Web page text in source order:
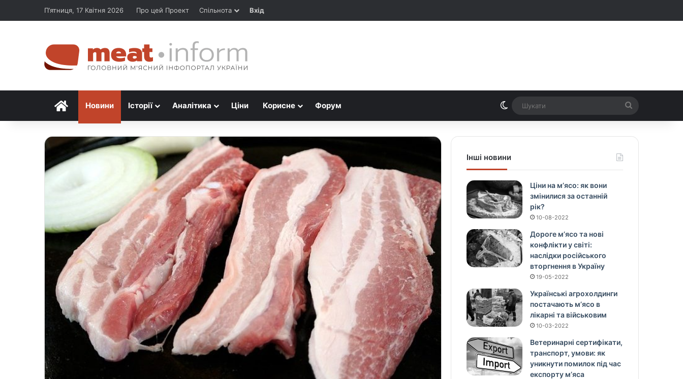
П’ятниця, 17 Квітня 2026 Про цей Проект Спільнота Вхід
ГоловнаНовини Історії Аналітика Ціни Корисне Форум Switch skin
Інші новини
Ціни на м’ясо: як вони
змінилися за останній
рік?
10-08-2022
Дороге м’ясо та нові
конфлікти у світі:
наслідки російського
вторгнення в Україну
19-05-2022
Українські агрохолдинги
постачають м’ясо в
лікарні та військовим
10-03-2022
Ветеринарні сертифікати,
транспорт, умови: як
уникнути помилок під час
експорту м’яса